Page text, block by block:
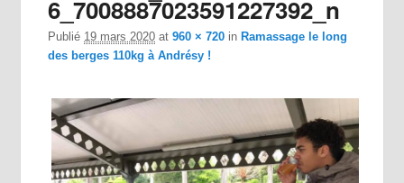
6_7008887023591227392_n
Publié 19 mars 2020 at960 × 720 in Ramassage le long
des berges 110kg à Andrésy !